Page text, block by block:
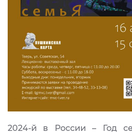
2024-й в России – Год